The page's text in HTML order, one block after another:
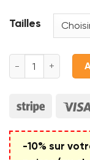
Tailles
quantité de
-10% sur